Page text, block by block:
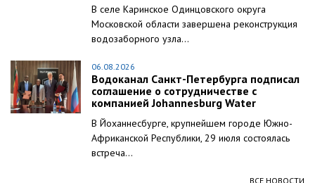
В селе Каринское Одинцовского округа
Московской области завершена реконструкция
водозаборного узла...
06.08.2026
Водоканал Санкт-Петербурга подписал
соглашение о сотрудничестве с
компанией Johannesburg Water
В Йоханнесбурге, крупнейшем городе Южно-
Африканской Республики, 29 июля состоялась
встреча...
ВСЕ НОВОСТИ